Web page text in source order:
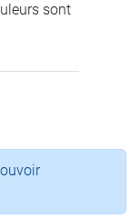
sont